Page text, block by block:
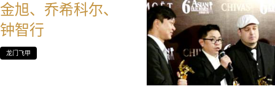
金旭、乔希科尔、
钟智行
龙门飞甲